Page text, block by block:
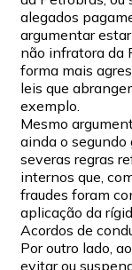
alegados
argumentar
não infratora da
forma mais
leis que
exemplo.
Mesmo
ainda o segundo
severas regras
internos que,
fraudes foram
aplicação da
Acordos de
Por outro lado,
evitar ou